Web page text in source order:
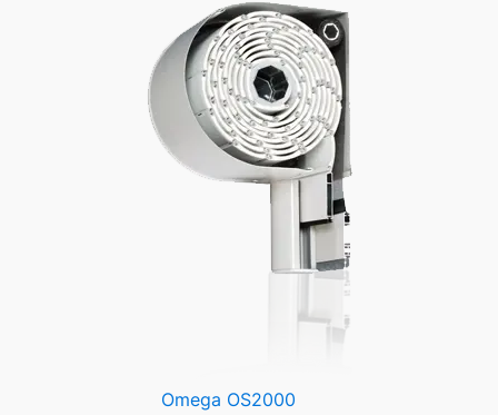
Omega OS2000